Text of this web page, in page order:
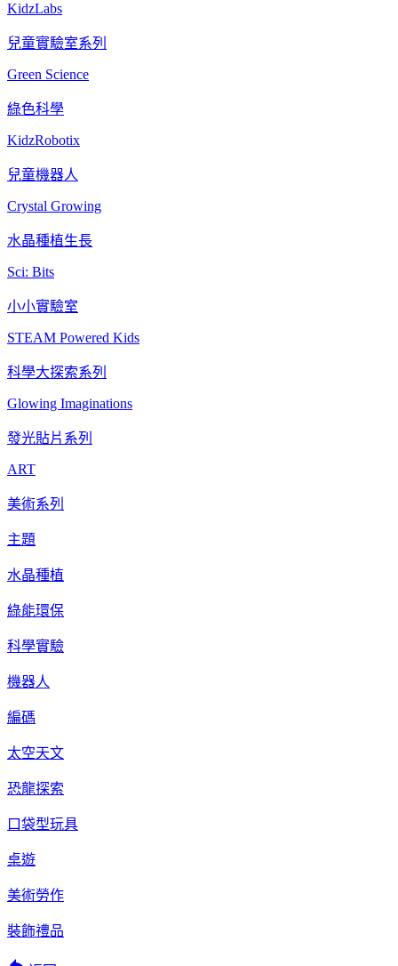
KidzLabs
兒童實驗室系列
Green Science
綠色科學
KidzRobotix
兒童機器人
Crystal Growing
水晶種植生長
Sci: Bits
小小實驗室
STEAM Powered Kids
科學大探索系列
Glowing Imaginations
發光貼片系列
ART
美術系列
主題
水晶種植
綠能環保
科學實驗
機器人
編碼
太空天文
恐龍探索
口袋型玩具
桌遊
美術勞作
裝飾禮品